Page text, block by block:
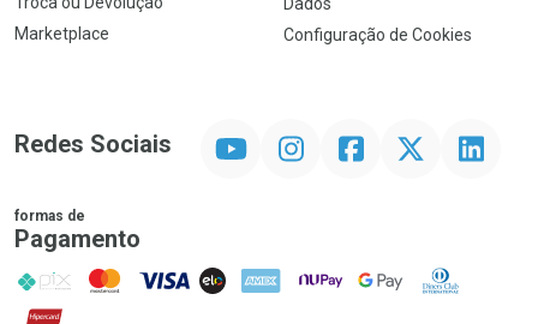
Marketplace
Configuração de Cookies
Redes Sociais InstagramFacebookTwitter Linkedin
formas de
Pagamento
PIX MasterCard
VISA ELO AMEX NuPay Google PayDiners Club
Hipercard